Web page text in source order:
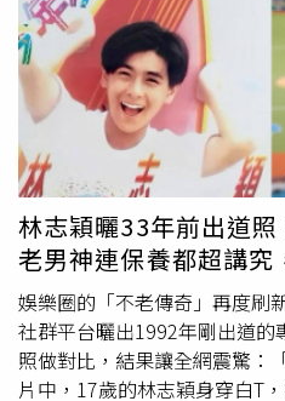
力 C 亮白精華，三種維他命C
色煥亮無死角，保證亮到被朋
推薦0.5%A 醇 晚安修護精華
醇＋白藜蘆醇改善暗沉、粗大
nomel 早C推薦活力 C 亮白
晚安修護精華/1,450元（圖／
seal 紅印｜百年紐西蘭品牌，
現代女性不只要外表亮，身體
紐西蘭的百年天然保健品牌
以來堅持自然療法理念，是當
守護者。品牌核心是「天然
純粹的力量融入日常補給品中
品到近年熱銷保健膠囊，全方
軍台灣的三款明星膠囊，主打
表示補防曬前若發現在臉上肌
擦拭清潔乾淨後再補防曬品，
泌物是黴菌及有害微生物維生
擦防曬，會把汗水悶住在肌膚
【3】防曬後│防曬不過夜多
底或防水功能，「每天」都需
淨，避免成份殘留造成肌膚下
適樂膚 全效清爽修護防曬乳
性肌膚的修護防曬乳，曾醫師
相同、親膚性佳的神經醯胺
經醯胺能有效發揮肌膚保濕與
禦長波 UVA/UVB防曬配方，
網，讓紫外線 UV 不會趁虛而
代女星詹子萱也強力推薦！適
林志穎曬33年前出道
老男神連保養都超講究
娛樂圈的「不老傳奇」再度刷
社群平台曬出1992年剛出道的
照做對比，結果讓全網震驚：
片中，17歲的林志穎身穿白T